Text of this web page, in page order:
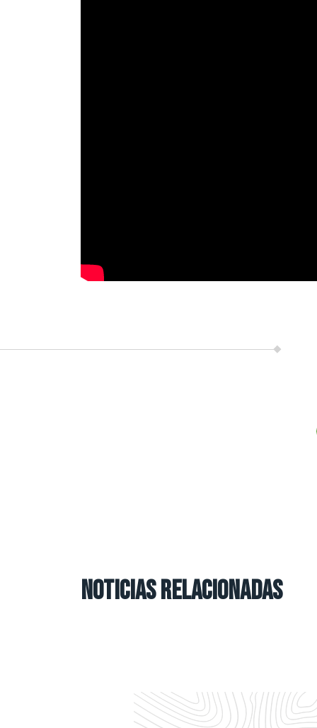
NOTICIAS RELACIONADAS